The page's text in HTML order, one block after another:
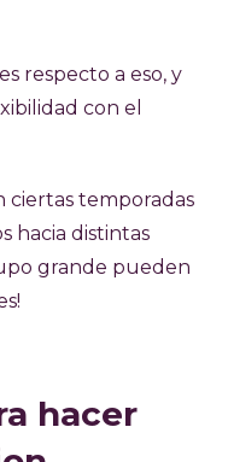
respecto a eso, y
con el
ciertas temporadas
hacia distintas
grande pueden
hacer